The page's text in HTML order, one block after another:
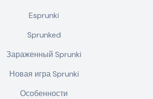
Esprunki
Sprunked
Зараженный Sprunki
Новая игра Sprunki
Особенности